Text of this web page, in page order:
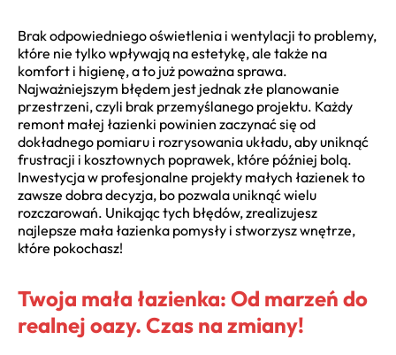
Brak odpowiedniego oświetlenia i wentylacji to problemy,
które nie tylko wpływają na estetykę, ale także na
komfort i higienę, a to już poważna sprawa.
Najważniejszym błędem jest jednak złe planowanie
przestrzeni, czyli brak przemyślanego projektu. Każdy
remont małej łazienki powinien zaczynać się od
dokładnego pomiaru i rozrysowania układu, aby uniknąć
frustracji i kosztownych poprawek, które później bolą.
Inwestycja w profesjonalne projekty małych łazienek to
zawsze dobra decyzja, bo pozwala uniknąć wielu
rozczarowań. Unikając tych błędów, zrealizujesz
najlepsze mała łazienka pomysły i stworzysz wnętrze,
które pokochasz!
Twoja mała łazienka: Od marzeń do
realnej oazy. Czas na zmiany!